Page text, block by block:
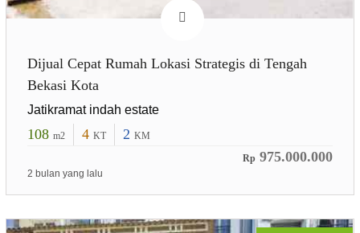
Dijual Cepat Rumah Lokasi Strategis di Tengah
Bekasi Kota
Jatikramat indah estate
108 m2 4 KT 2 KM
Rp 975.000.000
2 bulan yang lalu